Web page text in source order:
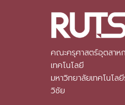
คณะครุศาสตร์อุตสาห
เทคโนโลยี
มหาวิทยาลัยเทคโนโล
วิชัย